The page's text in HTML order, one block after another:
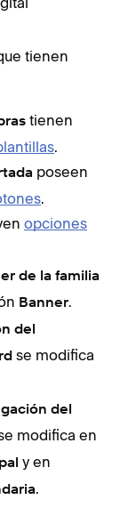
tienen
tienen
.
poseen
.
opciones
de la familia
Banner.
del
se modifica
del
modifica en
y en
.